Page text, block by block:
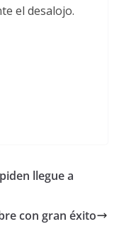
el desalojo.
llegue a
con gran éxito